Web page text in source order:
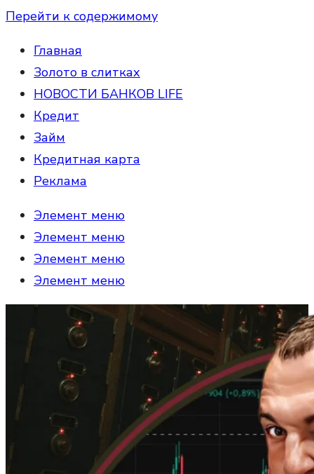
Перейти к содержимому
Главная
Золото в слитках
НОВОСТИ БАНКОВ LIFE
Кредит
Займ
Кредитная карта
Реклама
Элемент меню
Элемент меню
Элемент меню
Элемент меню